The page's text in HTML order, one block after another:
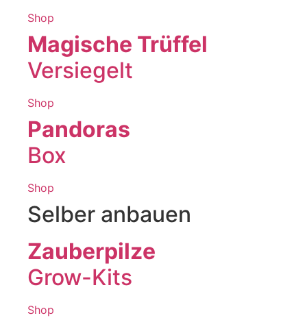
Shop
Magische Trüffel
Versiegelt
Shop
Pandoras
Box
Shop
Selber anbauen
Zauberpilze
Grow-Kits
Shop